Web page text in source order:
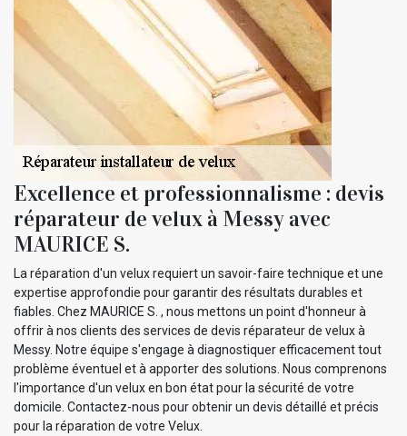
Excellence et professionnalisme : devis
réparateur de velux à Messy avec
MAURICE S.
La réparation d'un velux requiert un savoir-faire technique et une
expertise approfondie pour garantir des résultats durables et
fiables. Chez MAURICE S. , nous mettons un point d'honneur à
offrir à nos clients des services de devis réparateur de velux à
Messy. Notre équipe s'engage à diagnostiquer efficacement tout
problème éventuel et à apporter des solutions. Nous comprenons
l'importance d'un velux en bon état pour la sécurité de votre
domicile. Contactez-nous pour obtenir un devis détaillé et précis
pour la réparation de votre Velux.